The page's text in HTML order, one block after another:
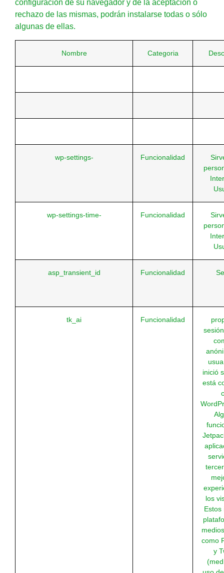
configuración de su navegador y de la aceptación o
rechazo de las mismas, podrán instalarse todas o sólo
algunas de ellas.
Nombre Categoria
wp-settings- Funcionalidad
wp-settings-time- Funcionalidad
asp_transient_id Funcionalidad
tk_ai Funcionalidad
inició
está
los
Estos
como
y